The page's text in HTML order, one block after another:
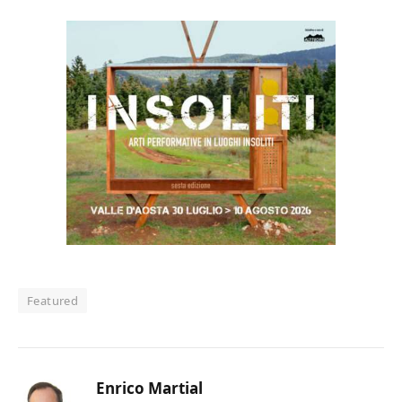
Featured
Enrico Martial